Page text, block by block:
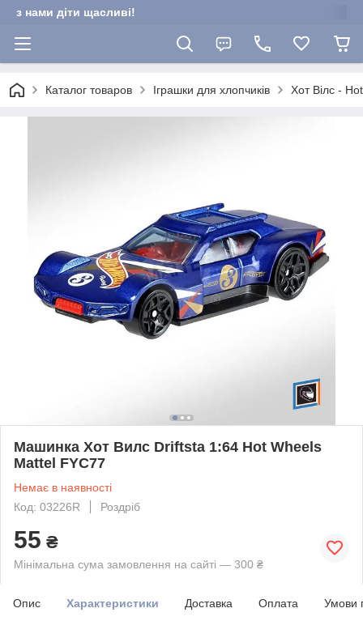
з нами діти щасливі!
Каталог товаров Іграшки для хлопчиків Хот Вілс -
Машинка Хот Вилс Driftsta 1:64 Hot Wheels
Mattel FYC77
Немає в наявності
Код: 03226R
Роздріб
55 ₴
Мінімальна сума замовлення на сайті — 300 ₴
Опис Характеристики Доставка Оплата Умови